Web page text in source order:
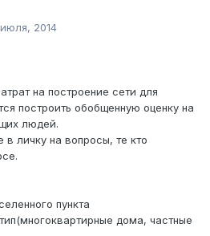
2014
на построение сети для
построить обобщенную оценку на
людей.
личку на вопросы, те кто
пункта
дома, частные